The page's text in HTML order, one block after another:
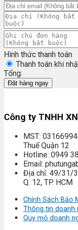
Hình thức thanh toán
Thanh toán khi
Tổng:
Đặt hàng ngay
Công ty TNHH
MST:
Thuế Quận 12
Hotline: 0949
Email:
Địa chỉ: 49/31/3
Q. 12, TP. HCM
Chính Sách Bảo
Thông tin doanh
Quy mô doanh